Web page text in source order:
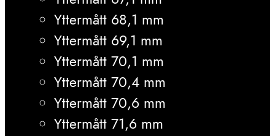
Yttermått 68,1 mm
Yttermått 69,1 mm
Yttermått 70,1 mm
Yttermått 70,4 mm
Yttermått 70,6 mm
Yttermått 71,6 mm